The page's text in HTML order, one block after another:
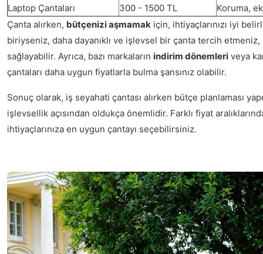
Laptop Çantaları
300 - 1500 TL
Koruma,
Çanta alırken, bütçenizi aşmamak için, ihtiyaçlarınızı iyi
biriyseniz, daha dayanıklı ve işlevsel bir çanta tercih
sağlayabilir. Ayrıca, bazı markaların indirim dönemleri veya
çantaları daha uygun fiyatlarla bulma şansınız olabilir.
Sonuç olarak, iş seyahati çantası alırken bütçe planlaması
işlevsellik açısından oldukça önemlidir. Farklı fiyat
ihtiyaçlarınıza en uygun çantayı seçebilirsiniz.